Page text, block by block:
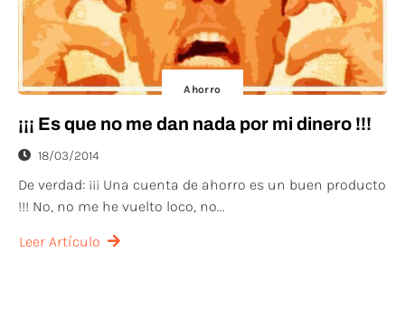
Ahorro
¡¡¡ Es que no me dan nada por mi dinero !!!
18/03/2014
De verdad: ¡¡¡ Una cuenta de ahorro es un buen producto
!!! No, no me he vuelto loco, no...
Leer Artículo